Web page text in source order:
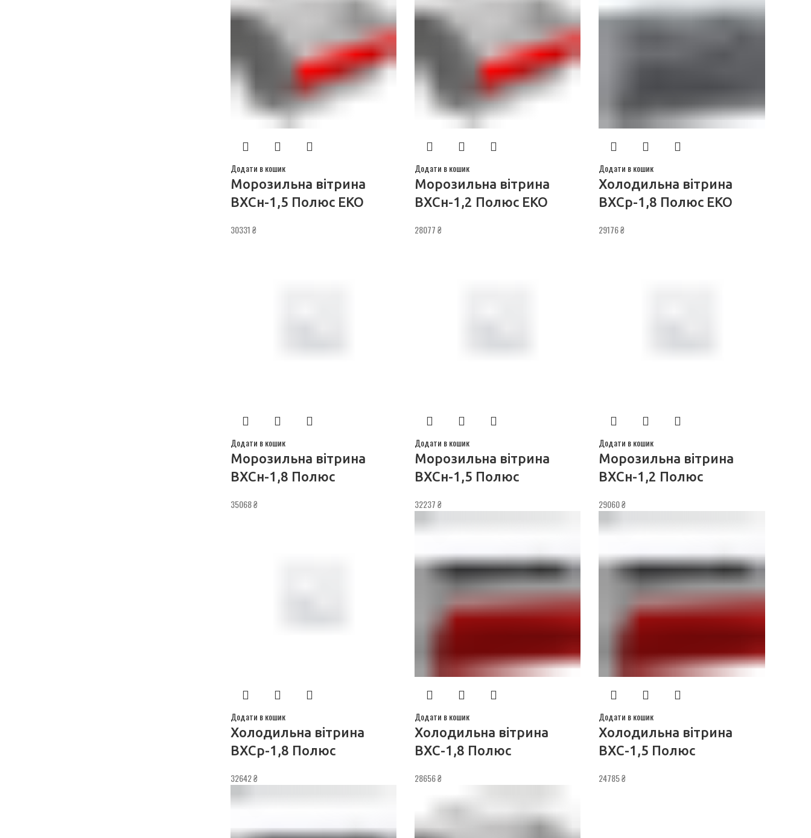
Додати в кошик
Морозильна вітрина
ВХСн-1,5 Полюс ЕКО
30331₴
Додати в кошик
Морозильна вітрина
ВХСн-1,2 Полюс ЕКО
28077₴
Додати в кошик
Холодильна вітрина
ВХСр-1,8 Полюс ЕКО
29176₴
Додати в кошик
Морозильна вітрина
ВХСн-1,8 Полюс
35068₴
Додати в кошик
Морозильна вітрина
ВХСн-1,5 Полюс
32237₴
Додати в кошик
Морозильна вітрина
ВХСн-1,2 Полюс
29060₴
Додати в кошик
Холодильна вітрина
ВХСр-1,8 Полюс
32642₴
Додати в кошик
Холодильна вітрина
ВХС-1,8 Полюс
28656₴
Додати в кошик
Холодильна вітрина
ВХС-1,5 Полюс
24785₴